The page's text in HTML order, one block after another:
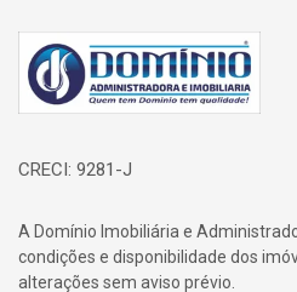
Página inicial
CRECI: 9281-J
A Domínio Imobiliária e
condições e disponibilidade dos
alterações sem aviso prévio.